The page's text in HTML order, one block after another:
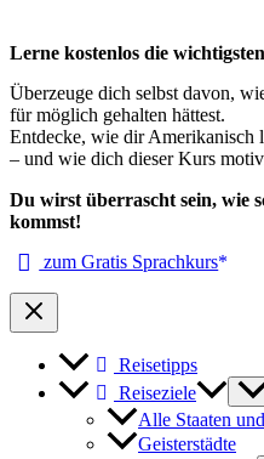
Lerne kostenlos die
Überzeuge dich selbst davon,
für möglich gehalten hättest.
Entdecke, wie dir Amerikanisch
– und wie dich dieser Kurs
Du wirst überrascht sein, wie
kommst!
zum Gratis Sprachkurs
Reisetipps
Reiseziele
Alle Staaten
Geisterstädte